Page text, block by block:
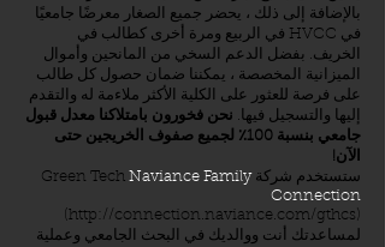
بالإضافة إلى ذلك ، يحضر جميع الصغار معرضًا جامعيًا
في HVCC في الربيع ومرة أخرى كطالب في
الخريف. بفضل الدعم السخي من المانحين وأموال
الميزانية المخصصة ، يمكننا ضمان حصول كل طالب
على فرصة للعثور على الكلية الأكثر ملاءمة له والتقدم
إليها والتسجيل فيها. نحن فخورون بامتلاكنا معدل قبول
جامعي بنسبة 100٪ لجميع صفوف الخريجين حتى
الآن!
ستستخدم شركة Green TechNaviance Family
Connection
http://connection.naviance.com/gthcs)
لمساعدتك أنت ووالديك في البحث الجامعي وعملية